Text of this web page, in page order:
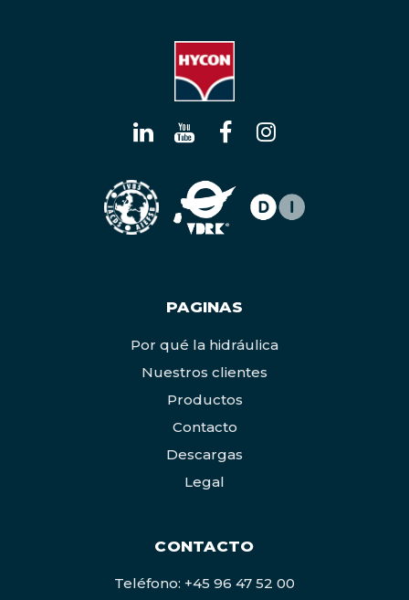
PAGINAS
Por qué la hidráulica
Nuestros clientes
Productos
Contacto
Descargas
Legal
CONTACTO
Teléfono: +45 96 47 52 00